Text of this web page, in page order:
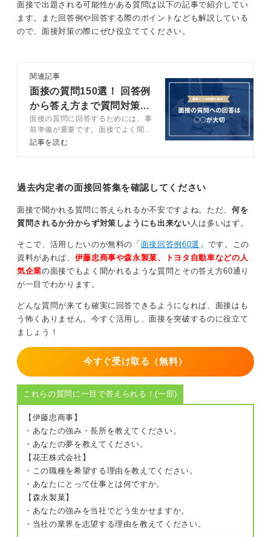
二人目が、ナイチンゲールです。一人の行動で社会を変
えることができると気づき、周囲への気配りを意識する
知識を語るだけでは弱い！ 自分の経験と結び付けよ
う
気をつけてほしいのは、偉人のエピソードだけで終わっ
てしまうことです。それではただ知識を語っているだけ
び、そのエピソードと自身の実体験を紐づけることで、
0
面接で出題される可能性がある質問は以下の記事で紹介してい
ます。また回答例や回答する際のポイントなども解説している
ので、面接対策の際にぜひ役立ててください。
関連記事
面接の質問150選！ 回答例
から答え方まで質問対策を
完全網羅
面接の質問に回答するためには、事
前準備が重要です。面接でよく聞か
れる質問と回答例に加えて、質問に
対策をしましょう。
記事を読む
過去内定者の面接回答集を確認してください
面接で聞かれる質問に答えられるか不安ですよね。ただ、 何を
質問されるか分からず対策しようにも出来ない 人は多いはず。
そこで、活用したいのが無料の「 面接回答例60選 」です。この
資料があれば、 伊藤忠商事や森永製菓、トヨタ自動車などの人
気企業の面接でもよく聞かれるような質問とその答え方60通り
が一目でわかります。
どんな質問が来ても確実に回答できるようになれば、面接はも
う怖くありません。今すぐ活用し、面接を突破するのに役立て
ましょう！
今すぐ受け取る（無料）
これらの質問に一目で答えられる！(一部)
【伊藤忠商事】
・あなたの強み・長所を教えてください。
・あなたの夢を教えてください。
【花王株式会社】
・この職種を希望する理由を教えてください。
・あなたにとって仕事とは何ですか。
【森永製菓】
・あなたの強みを当社でどう生かせますか。
・当社の業界を志望する理由を教えてください。